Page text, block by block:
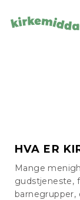
HVA ER
Mange
gudstjeneste,
barnegrupper,